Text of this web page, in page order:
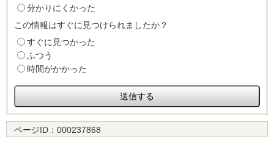
分かりにくかった
この情報はすぐに見つけられましたか？
すぐに見つかった
ふつう
時間がかかった
ページID： 000237868